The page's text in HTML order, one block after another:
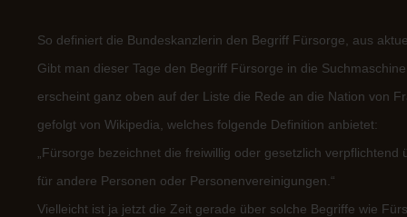
So definiert die Bundeskanzlerin den Begriff Fürsorge, aus
Gibt man dieser Tage den Begriff Fürsorge in die
erscheint ganz oben auf der Liste die Rede an die Nation von
gefolgt von Wikipedia, welches folgende Definition anbietet:
„Fürsorge bezeichnet die freiwillig oder gesetzlich verpflichtend
für andere Personen oder Personenvereinigungen.“
Vielleicht ist ja jetzt die Zeit gerade über solche Begriffe wie